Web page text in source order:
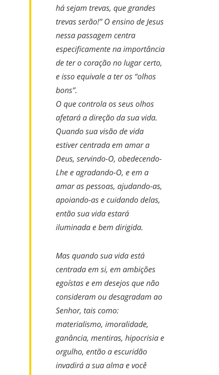
há sejam trevas, que grandes
trevas serão!” O ensino de Jesus
nessa passagem centra
especificamente na importância
de ter o coração no lugar certo,
e isso equivale a ter os “olhos
bons”.
O que controla os seus olhos
afetará a direção da sua vida.
Quando sua visão de vida
estiver centrada em amar a
Deus, servindo-O, obedecendo-
Lhe e agradando-O, e em a
amar as pessoas, ajudando-as,
apoiando-as e cuidando delas,
então sua vida estará
iluminada e bem dirigida.
Mas quando sua vida está
centrada em si, em ambições
egoístas e em desejos que não
consideram ou desagradam ao
Senhor, tais como:
materialismo, imoralidade,
ganância, mentiras, hipocrisia e
orgulho, então a escuridão
invadirá a sua alma e você